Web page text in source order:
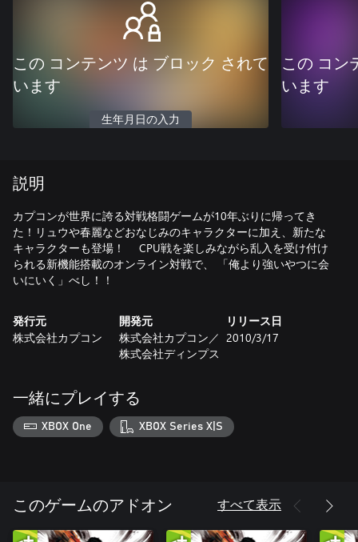
この コンテンツ は ブロック されて
います
生年月日の入力
この コン
います
説明
カプコンが世界に誇る対戦格闘ゲームが10年ぶりに帰ってき
た！リュウや春麗などおなじみのキャラクターに加え、新たな
キャラクターも登場！ CPU戦を楽しみながら乱入を受け付け
られる新機能搭載のオンライン対戦で、 「俺より強いやつに会
いにいく」べし！！
発行元
株式会社カプコン
開発元
株式会社カプコン／
株式会社ディンプス
リリース日
2010/3/17
一緒にプレイする
XBOX One XBOX Series X|S
このゲームのアドオン すべて表示